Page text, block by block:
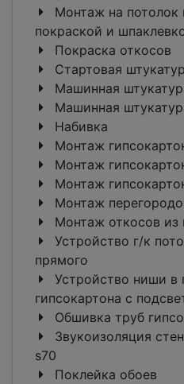
Монтаж на потолок
покраской и
Покраска откосов
Стартовая
Машинная
Машинная
Набивка
Монтаж
Монтаж
Монтаж
Монтаж
Монтаж откосов из
Устройство г/к
прямого
Устройство ниши в
гипсокартона с
Обшивка труб
Звукоизоляция
s70
Поклейка обоев